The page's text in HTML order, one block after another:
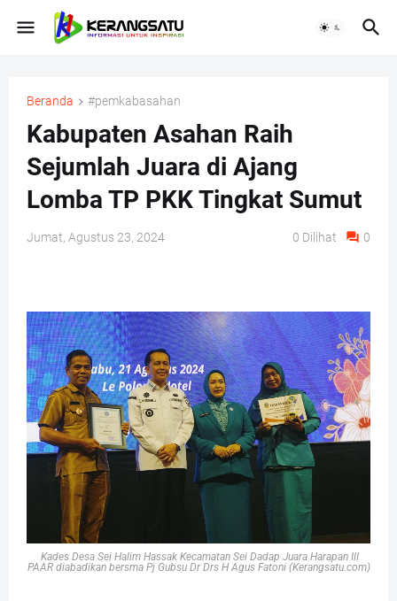
Beranda #pemkabasahan
Kabupaten Asahan Raih
Sejumlah Juara di Ajang
Lomba TP PKK Tingkat Sumut
Jumat, Agustus 23, 2024 0 Dilihat 0
Kades Desa Sei Halim Hassak Kecamatan Sei Dadap Juara Harapan III
PAAR diabadikan bersma Pj Gubsu Dr Drs H Agus Fatoni (Kerangsatu.com)